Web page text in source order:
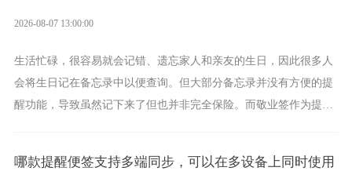
2026-08-07 13:00:00
生活忙碌，很容易就会记错、遗忘家人和亲友的生日，因此很多人
会将生日记在备忘录中以便查询。但大部分备忘录并没有方便的提
醒功能，导致虽然记下来了但也并非完全保险。而敬业签作为提醒
哪款提醒便签支持多端同步，可以在多设备上同时使用